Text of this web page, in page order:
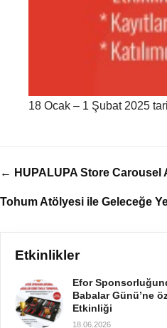
18 Ocak – 1 Şubat 2025
← HUPALUPA Store Carousel
Tohum Atölyesi ile Geleceğe
Etkinlikler
Efor
Babalar Günü’ne
Etkinliği
18.06.2026